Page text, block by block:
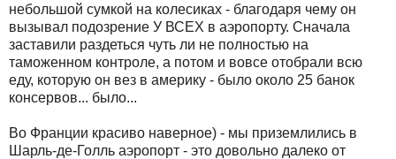
небольшой сумкой на колесиках - благодаря чему он
вызывал подозрение У ВСЕХ в аэропорту. Сначала
заставили раздеться чуть ли не полностью на
таможенном контроле, а потом и вовсе отобрали всю
еду, которую он вез в америку - было около 25 банок
консервов... было...
Во Франции красиво наверное) - мы приземлились в
Шарль-де-Голль аэропорт - это довольно далеко от